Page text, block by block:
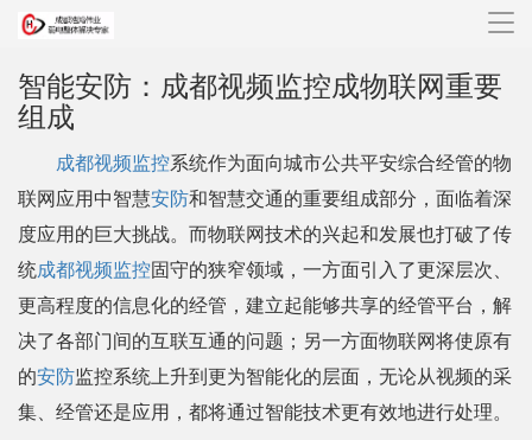
导
智能安防：成都视频监控成物联网重要
组成
成都视频监控系统作为面向城市公共平安综合经管的物
联网应用中智慧安防和智慧交通的重要组成部分，面临着深
度应用的巨大挑战。而物联网技术的兴起和发展也打破了传
统成都视频监控固守的狭窄领域，一方面引入了更深层次、
更高程度的信息化的经管，建立起能够共享的经管平台，解
决了各部门间的互联互通的问题；另一方面物联网将使原有
的安防监控系统上升到更为智能化的层面，无论从视频的采
集、经管还是应用，都将通过智能技术更有效地进行处理。